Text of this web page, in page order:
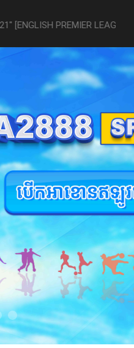
LEAGUE 2 U21 -